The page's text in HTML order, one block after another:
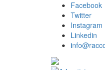
Facebook
Twitter
Instagram
Linkedin